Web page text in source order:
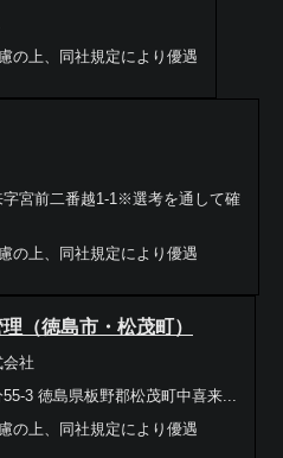
の上、同社規定により優遇
宮前二番越1-1※選考を通して確
の上、同社規定により優遇
（徳島市・松茂町）
社
3 徳島県板野郡松茂町中喜来...
の上、同社規定により優遇